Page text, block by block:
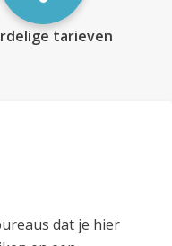
tarieven
dat je hier